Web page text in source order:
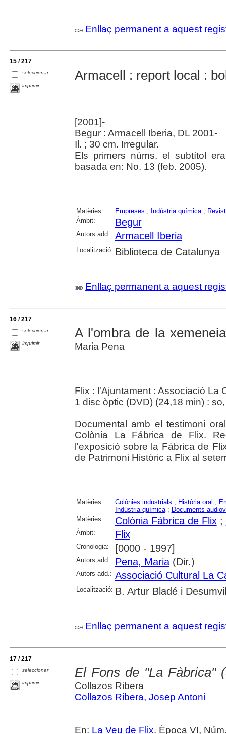
Enllaç permanent a aquest
15 / 217
seleccionar
imprimir
Armacell : report local :
[2001]-
Begur : Armacell Iberia, DL 2001-
Il. ; 30 cm. Irregular.
Els primers núms. el subtítol
basada en: No. 13 (feb. 2005).
Matèries: Empreses ; Indústria química;
Àmbit:
Begur
Autors add.: Armacell Iberia
Localització: Biblioteca de Catalunya
Enllaç permanent a aquest
16 / 217
seleccionar
imprimir
A l'ombra de la xemeneia
Maria Pena
Flix : l'Ajuntament : Associació La
1 disc òptic (DVD) (24,18 min) :
Documental amb el testimoni
Colònia La Fábrica de Flix.
l'exposició sobre la Fábrica de
de Patrimoni Històric a Flix al
Matèries: Colònies industrials ; Història oral ;
Indústria química; Documents
Matèries:
Colònia Fábrica de Flix;
Àmbit: Flix
Cronologia: [0000 - 1997]
Autors add.: Pena, Maria(Dir.)
Autors add.: Associació Cultural La
Localització: B. Artur Bladé i
Enllaç permanent a aquest
17 / 217
seleccionar
imprimir
El Fons de "La Fàbrica"
Collazos Ribera
Collazos Ribera, Josep Antoni
En: La Veu de Flix. Època VI,